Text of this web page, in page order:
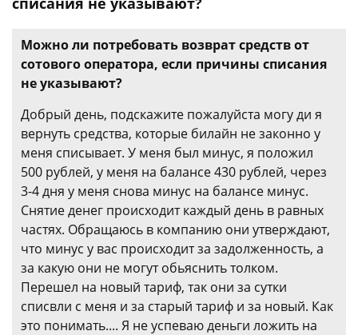
Можно ли потребовать возврат средств от
сотового оператора, если причины списания
не указывают?
Добрый день, подскажите пожалуйста могу ди я
вернуть средства, которые билайн не законно у
меня списывает. У меня был минус, я положил
500 рублей, у меня на балансе 430 рублей, через
3-4 дня у меня снова минус на балансе минус.
Снятие денег происходит каждый день в равных
частях. Обращаюсь в компанию они утверждают,
что минус у вас происходит за задолженность, а
за какую они не могут обьяснить толком.
Перешел на новый тариф, так они за сутки
списвли с меня и за старый тариф и за новый. Как
это понимать.... Я не успеваю деньги ложить на